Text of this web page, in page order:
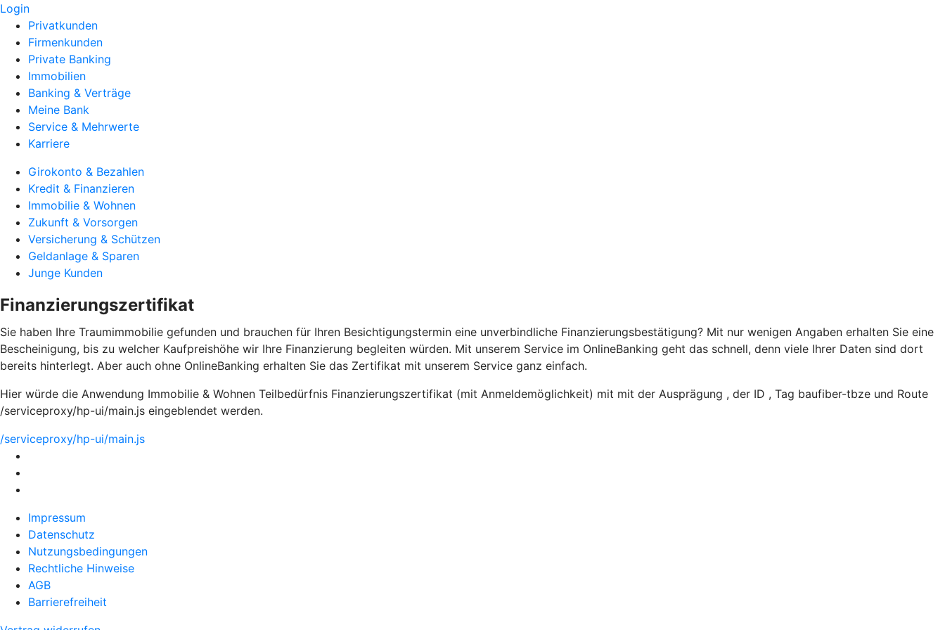
Login
Privatkunden
Firmenkunden
Private Banking
Immobilien
Banking & Verträge
Meine Bank
Service & Mehrwerte
Karriere
Girokonto & Bezahlen
Kredit & Finanzieren
Immobilie & Wohnen
Zukunft & Vorsorgen
Versicherung & Schützen
Geldanlage & Sparen
Junge Kunden
Finanzierungszertifikat
Sie haben Ihre Traumimmobilie gefunden und brauchen für Ihren Besichtigungstermin eine unverbindliche Finanzierungsbestätigung? Mit nur wenigen Angaben erhalten Sie eine
Bescheinigung, bis zu welcher Kaufpreishöhe wir Ihre Finanzierung begleiten würden. Mit unserem Service im OnlineBanking geht das schnell, denn viele Ihrer Daten sind dort
bereits hinterlegt. Aber auch ohne OnlineBanking erhalten Sie das Zertifikat mit unserem Service ganz einfach.
Hier würde die Anwendung Immobilie & Wohnen Teilbedürfnis Finanzierungszertifikat (mit Anmeldemöglichkeit) mit mit der Ausprägung , der ID , Tag baufiber-tbze und Route
/serviceproxy/hp-ui/main.js eingeblendet werden.
/serviceproxy/hp-ui/main.js
Impressum
Datenschutz
Nutzungsbedingungen
Rechtliche Hinweise
AGB
Barrierefreiheit